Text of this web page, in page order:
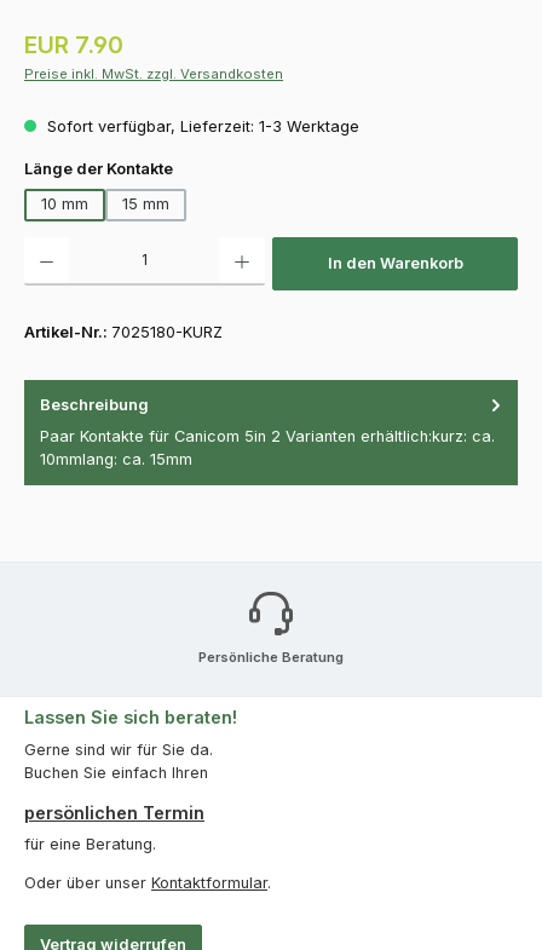
Regulärer Preis:
EUR 7.90
Preise inkl. MwSt. zzgl. Versandkosten
Sofort verfügbar, Lieferzeit: 1-3 Werktage
Länge der Kontakteauswählen
10 mm
15 mm
In den Warenkorb
Artikel-Nr.: 7025180-KURZ
Beschreibung
Paar Kontakte für Canicom 5in 2 Varianten erhältlich:kurz: ca.
10mmlang: ca. 15mm
Persönliche Beratung
Lassen Sie sich beraten!
Gerne sind wir für Sie da.
Buchen Sie einfach Ihren
persönlichen Termin
für eine Beratung.
Oder über unser Kontaktformular.
Vertrag widerrufen